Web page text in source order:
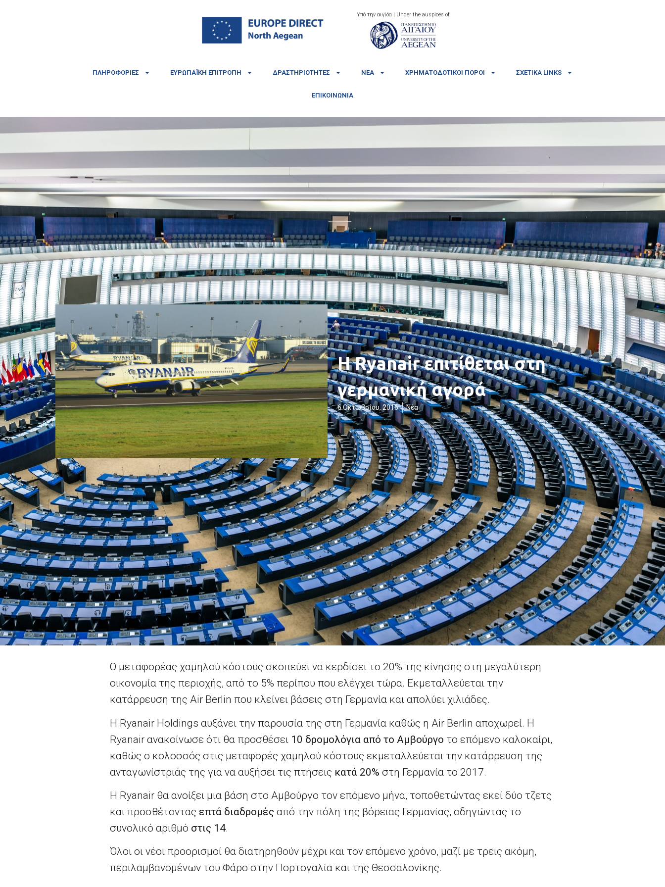
Υπό την αιγίδα | Under the auspices of
ΠΛΗΡΟΦΟΡΊΕΣ ΕΥΡΩΠΑΪΚΉ ΕΠΙΤΡΟΠΉ ΔΡΑΣΤΗΡΙΌΤΗΤΕΣ ΝΈΑ ΧΡΗΜΑΤΟΔΟΤΙΚΟΊ ΠΌΡΟΙ ΣΧΕΤΙΚΆ LINKS
ΕΠΙΚΟΙΝΩΝΊΑ
H Ryanair επιτίθεται στη
γερμανική αγορά
6 Οκτωβρίου, 2016 Νέα
Ο μεταφορέας χαμηλού κόστους σκοπεύει να κερδίσει το 20% της κίνησης στη μεγαλύτερη
οικονομία της περιοχής, από το 5% περίπου που ελέγχει τώρα. Εκμεταλλεύεται την
κατάρρευση της Air Berlin που κλείνει βάσεις στη Γερμανία και απολύει χιλιάδες.
Η Ryanair Holdings αυξάνει την παρουσία της στη Γερμανία καθώς η Air Berlin αποχωρεί. Η
Ryanair ανακοίνωσε ότι θα προσθέσει 10 δρομολόγια από το Αμβούργο το επόμενο καλοκαίρι,
καθώς ο κολοσσός στις μεταφορές χαμηλού κόστους εκμεταλλεύεται την κατάρρευση της
ανταγωνίστριάς της για να αυξήσει τις πτήσεις κατά 20% στη Γερμανία το 2017.
Η Ryanair θα ανοίξει μια βάση στο Αμβούργο τον επόμενο μήνα, τοποθετώντας εκεί δύο τζετς
και προσθέτοντας επτά διαδρομές από την πόλη της βόρειας Γερμανίας, οδηγώντας το
συνολικό αριθμό στις 14.
Όλοι οι νέοι προορισμοί θα διατηρηθούν μέχρι και τον επόμενο χρόνο, μαζί με τρεις ακόμη,
περιλαμβανομένων του Φάρο στην Πορτογαλία και της Θεσσαλονίκης.